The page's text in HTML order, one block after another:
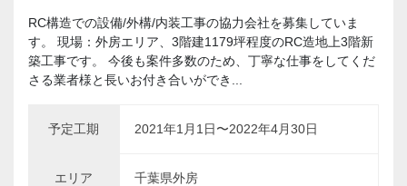
RC構造での設備/外構/内装工事の協力会社を募集していま
す。 現場：外房エリア、3階建1179坪程度のRC造地上3階新
築工事です。 今後も案件多数のため、丁寧な仕事をしてくだ
さる業者様と長いお付き合いができ...
予定工期 2021年1月1日〜2022年4月30日
エリア 千葉県外房